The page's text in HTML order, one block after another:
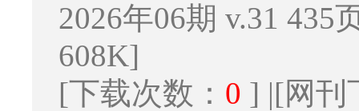
2026年06期 v.31 435
608K]
[下载次数： 0 ] |[网刊